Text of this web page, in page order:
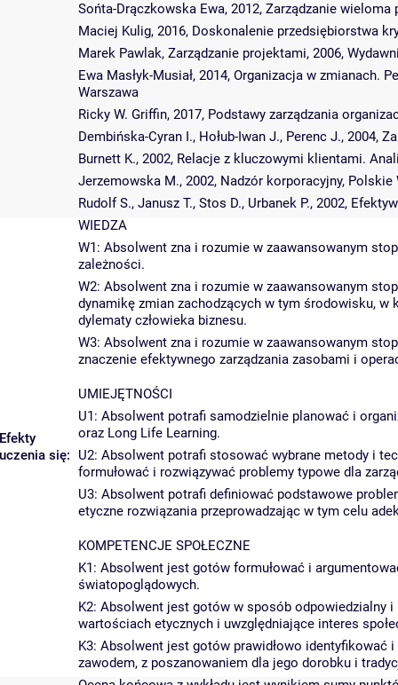
Sońta-Drączkowska Ewa, 2012, Zarządzanie
Maciej Kulig, 2016, Doskonalenie przedsiębiorstwa
Marek Pawlak, Zarządzanie projektami, 2006,
Ewa Masłyk-Musiał, 2014, Organizacja w
Warszawa
Ricky W. Griffin, 2017, Podstawy zarządzania
Dembińska-Cyran I., Hołub-Iwan J., Perenc J., 2004,
Burnett K., 2002, Relacje z kluczowymi klientami.
Jerzemowska M., 2002, Nadzór korporacyjny,
Rudolf S., Janusz T., Stos D., Urbanek P., 2002,
Efekty
uczenia się:
WIEDZA
W1: Absolwent zna i rozumie w zaawansowanym
zależności.
W2: Absolwent zna i rozumie w zaawansowanym
dynamikę zmian zachodzących w tym środowisku, w
dylematy człowieka biznesu.
W3: Absolwent zna i rozumie w zaawansowanym
znaczenie efektywnego zarządzania zasobami i
UMIEJĘTNOŚCI
U1: Absolwent potrafi samodzielnie planować i
oraz Long Life Learning.
U2: Absolwent potrafi stosować wybrane metody i
formułować i rozwiązywać problemy typowe dla
U3: Absolwent potrafi definiować podstawowe
etyczne rozwiązania przeprowadzając w tym celu
KOMPETENCJE SPOŁECZNE
K1: Absolwent jest gotów formułować i
światopoglądowych.
K2: Absolwent jest gotów w sposób odpowiedzialny
wartościach etycznych i uwzględniające interes
K3: Absolwent jest gotów prawidłowo identyfikować
zawodem, z poszanowaniem dla jego dorobku i